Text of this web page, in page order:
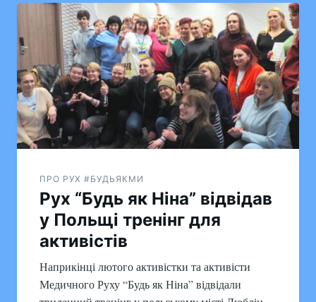
ПРО РУХ #БУДЬЯКМИ
Рух “Будь як Ніна” відвідав
у Польщі тренінг для
активістів
Наприкінці лютого активістки та активісти
Медичного Руху “Будь як Ніна” відвідали